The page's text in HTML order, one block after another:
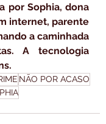
por Sophia, dona
internet, parente
a caminhada
A tecnologia
NÃO POR ACASO